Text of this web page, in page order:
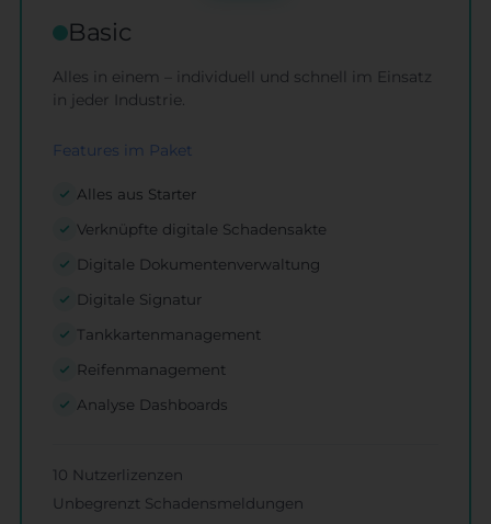
Basic
Alles in einem – individuell und schnell im Einsatz
in jeder Industrie.
Features im Paket
Alles aus Starter
Verknüpfte digitale Schadensakte
Digitale Dokumentenverwaltung
Digitale Signatur
Tankkartenmanagement
Reifenmanagement
Analyse Dashboards
10 Nutzerlizenzen
Unbegrenzt Schadensmeldungen